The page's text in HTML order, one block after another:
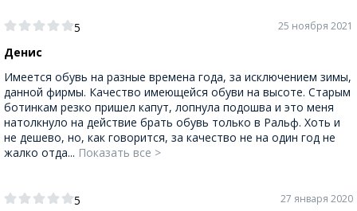
5
Денис
25 ноября 2021
Имеется обувь на разные времена года, за исключением зимы,
данной фирмы. Качество имеющейся обуви на высоте. Старым
ботинкам резко пришел капут, лопнула подошва и это меня
натолкнуло на действие брать обувь только в Ральф. Хоть и
не дешево, но, как говорится, за качество не на один год не
жалко отда... Показать все >
5
27 января 2020